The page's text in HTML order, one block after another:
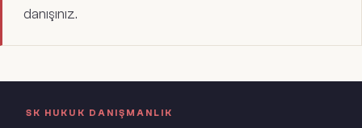
danışınız.
SK HUKUK DANIŞMANLIK